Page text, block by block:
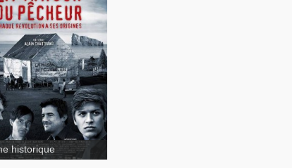
historique